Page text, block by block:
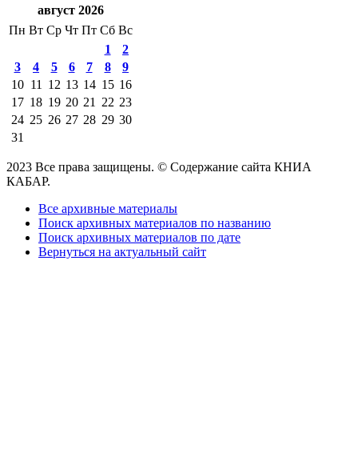
август 2026
Пн Вт Ср Чт Пт Сб Вс
1
2
3
4 5 6 7 8
9
10 11 12 13 14 15 16
17 18 19 20 21 22 23
24 25 26 27 28 29 30
31
2023 Все права защищены. © Содержание сайта КНИА
КАБАР.
Все архивные материалы
Поиск архивных материалов по названию
Поиск архивных материалов по дате
Вернуться на актуальный сайт